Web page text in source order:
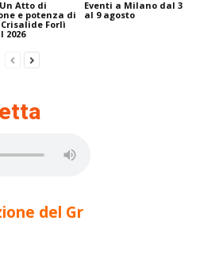
Un Atto di
e potenza di
Forlì
2026
Eventi a Milano dal 3
al 9 agosto
del Gr